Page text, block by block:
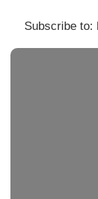
Subscribe to: